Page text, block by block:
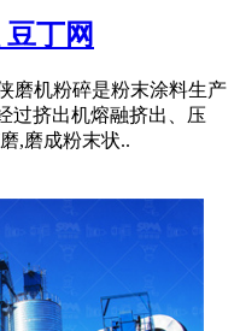
丁网
磨机粉碎是粉末涂料生产
过挤出机熔融挤出、压
,磨成粉末状..